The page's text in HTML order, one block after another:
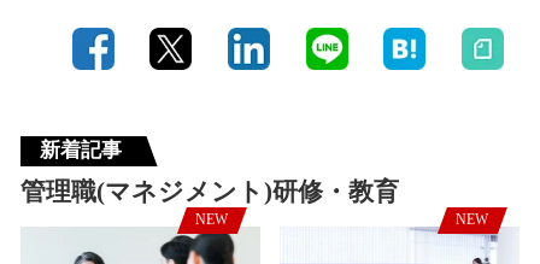
新着記事
管理職(マネジメント)研修・教育
NEW NEW